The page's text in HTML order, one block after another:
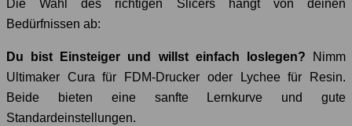
Die Wahl des richtigen Slicers hängt von deinen
Bedürfnissen ab:
Du bist Einsteiger und willst einfach loslegen? Nimm
Ultimaker Cura für FDM-Drucker oder Lychee für Resin.
Beide bieten eine sanfte Lernkurve und gute
Standardeinstellungen.